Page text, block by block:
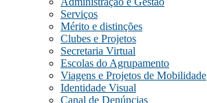
Serviços
Mérito e distinções
Clubes e Projetos
Secretaria Virtual
Escolas do Agrupamento
Viagens e Projetos de Mobilidade
Identidade Visual
Canal de Denúncias